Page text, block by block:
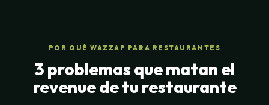
POR QUÉ WAZZAP PARA RESTAURANTES
3 problemas que matan el
revenue de tu restaurante